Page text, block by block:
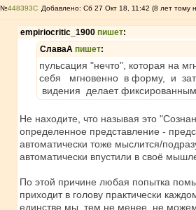
№448393 Добавлено: Сб 27 Окт 18, 11:42 (8 лет тому
empiriocritic_1900 пишет:
СлаваА пишет:
пульсация "нечто", которая на
себя мгновенно в форму, и
видения делает
Не находите, что называя это
определенное представление -
автоматически тоже мыслится/
автоматически впустили в своё
По этой причине любая попытка
приходит в голову практически
единстве мы, тем не менее, не